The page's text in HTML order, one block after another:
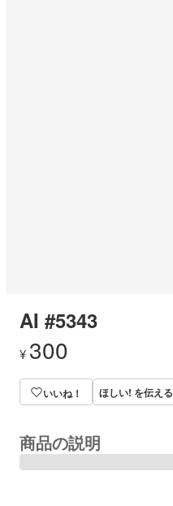
AI #5343
¥ 300
いいね！ ほしい! を伝える
商品の説明